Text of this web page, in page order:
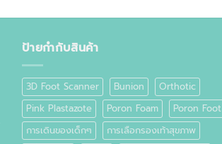
ป้ายกำกับสินค้า
3D Foot Scanner Bunion
Orthotic
Pink Plastazote
Poron Foam
Poron Foot
การเดินของเด็กๆ
การเลือกรองเท้าสุขภาพ